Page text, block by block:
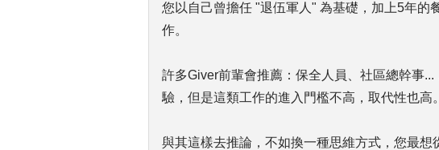
您以自己曾擔任 "退伍軍人" 為基礎，加上5年的
作。
許多Giver前輩會推薦：保全人員、社區總幹事
驗，但是這類工作的進入門檻不高，取代性也高。
與其這樣去推論，不如換一種思維方式，您最